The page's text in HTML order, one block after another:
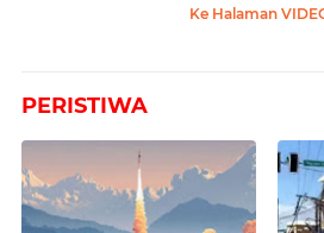
Ke Halaman
PERISTIWA